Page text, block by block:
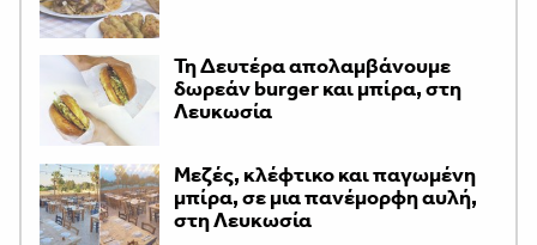
Τη Δευτέρα απολαμβάνουμε
δωρεάν burger και μπίρα, στη
Λευκωσία
Μεζές, κλέφτικο και παγωμένη
μπίρα, σε μια πανέμορφη αυλή,
στη Λευκωσία